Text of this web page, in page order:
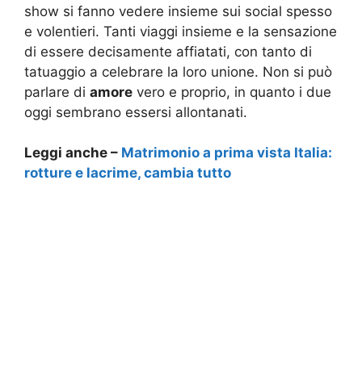
show si fanno vedere insieme sui social spesso
e volentieri. Tanti viaggi insieme e la sensazione
di essere decisamente affiatati, con tanto di
tatuaggio a celebrare la loro unione. Non si può
parlare di amore vero e proprio, in quanto i due
oggi sembrano essersi allontanati.
Leggi anche – Matrimonio a prima vista Italia:
rotture e lacrime, cambia tutto